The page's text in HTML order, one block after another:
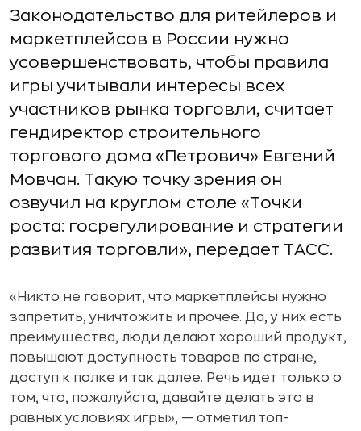
Законодательство для ритейлеров и
маркетплейсов в России нужно
усовершенствовать, чтобы правила
игры учитывали интересы всех
участников рынка торговли, считает
гендиректор строительного
торгового дома «Петрович» Евгений
Мовчан. Такую точку зрения он
озвучил на круглом столе «Точки
роста: госрегулирование и стратегии
развития торговли», передает ТАСС.
«Никто не говорит, что маркетплейсы нужно
запретить, уничтожить и прочее. Да, у них есть
преимущества, люди делают хороший продукт,
повышают доступность товаров по стране,
доступ к полке и так далее. Речь идет только о
том, что, пожалуйста, давайте делать это в
равных условиях игры», — отметил топ-